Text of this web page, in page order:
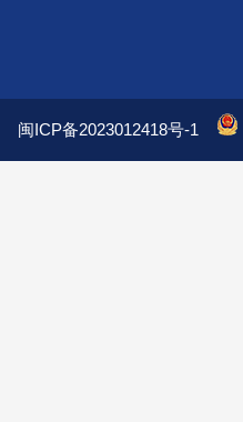
闽ICP备2023012418号-1